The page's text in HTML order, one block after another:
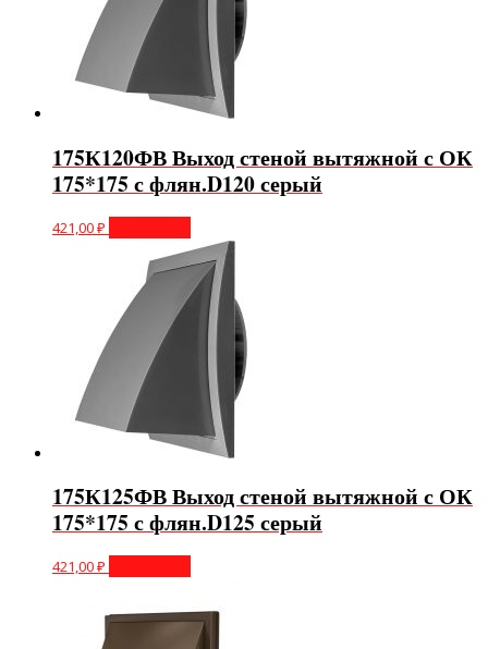
175К120ФВ Выход стеной вытяжной с ОК
175*175 с флян.D120 серый
421,00₽
175К125ФВ Выход стеной вытяжной с ОК
175*175 с флян.D125 серый
421,00₽